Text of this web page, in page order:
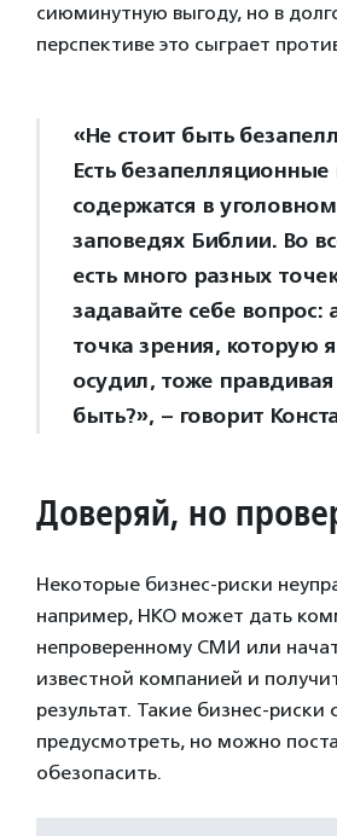
сиюминутную выгоду, но в
перспективе это сыграет
«Не стоит быть
Есть
содержатся в
заповедях Библии. Во
есть много разных
задавайте себе вопрос:
точка зрения, которую
осудил, тоже
быть?», – говорит
Доверяй, но
Некоторые бизнес-риски
например, НКО может дать
непроверенному СМИ или
известной компанией и
результат. Такие бизнес-риски
предусмотреть, но можно
обезопасить.